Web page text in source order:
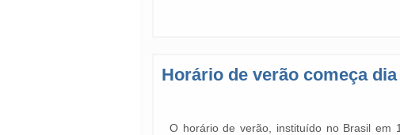
Horário de verão começa dia
O horário de verão, instituído no Brasil em